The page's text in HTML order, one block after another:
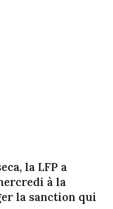
la LFP a
à la
la sanction qui